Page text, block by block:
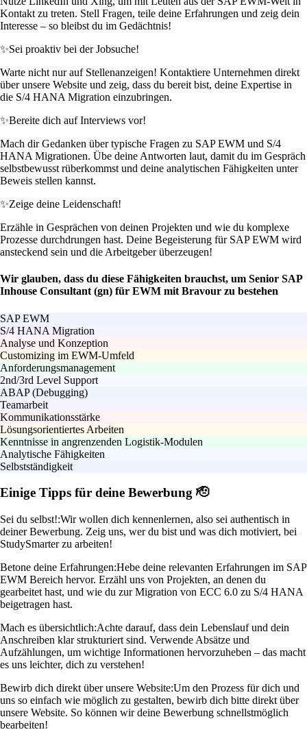
Kontakt zu treten. Stell Fragen, teile deine Erfahrungen und zeig dein
Interesse – so bleibst du im Gedächtnis!
✨Sei proaktiv bei der Jobsuche!
Warte nicht nur auf Stellenanzeigen! Kontaktiere Unternehmen direkt
über unsere Website und zeig, dass du bereit bist, deine Expertise in
die S/4 HANA Migration einzubringen.
✨Bereite dich auf Interviews vor!
Mach dir Gedanken über typische Fragen zu SAP EWM und S/4
HANA Migrationen. Übe deine Antworten laut, damit du im Gespräch
selbstbewusst rüberkommst und deine analytischen Fähigkeiten unter
Beweis stellen kannst.
✨Zeige deine Leidenschaft!
Erzähle in Gesprächen von deinen Projekten und wie du komplexe
Prozesse durchdrungen hast. Deine Begeisterung für SAP EWM wird
ansteckend sein und die Arbeitgeber überzeugen!
Wir glauben, dass du diese Fähigkeiten brauchst, um Senior SAP
Inhouse Consultant (gn) für EWM mit Bravour zu bestehen
SAP EWM
S/4 HANA Migration
Analyse und Konzeption
Customizing im EWM-Umfeld
Anforderungsmanagement
2nd/3rd Level Support
ABAP (Debugging)
Teamarbeit
Kommunikationsstärke
Lösungsorientiertes Arbeiten
Kenntnisse in angrenzenden Logistik-Modulen
Analytische Fähigkeiten
Selbstständigkeit
Einige Tipps für deine Bewerbung 🫡
Sei du selbst!:Wir wollen dich kennenlernen, also sei authentisch in
deiner Bewerbung. Zeig uns, wer du bist und was dich motiviert, bei
StudySmarter zu arbeiten!
Betone deine Erfahrungen:Hebe deine relevanten Erfahrungen im SAP
EWM Bereich hervor. Erzähl uns von Projekten, an denen du
gearbeitet hast, und wie du zur Migration von ECC 6.0 zu S/4 HANA
beigetragen hast.
Mach es übersichtlich:Achte darauf, dass dein Lebenslauf und dein
Anschreiben klar strukturiert sind. Verwende Absätze und
Aufzählungen, um wichtige Informationen hervorzuheben – das macht
es uns leichter, dich zu verstehen!
Bewirb dich direkt über unsere Website:Um den Prozess für dich und
uns so einfach wie möglich zu gestalten, bewirb dich bitte direkt über
unsere Website. So können wir deine Bewerbung schnellstmöglich
bearbeiten!